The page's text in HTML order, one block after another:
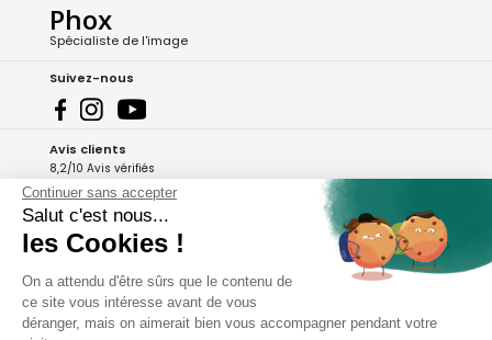
Phox
Spécialiste de l'image
Suivez-nous
Avis clients
8,2/10 Avis vérifiés
L'Appli Phox
A propos de Phox
Services et garanties
Continuer sans accepter
Salut c'est nous...
les Cookies !
On a attendu d'être sûrs que le contenu de
ce site vous intéresse avant de vous
déranger, mais on aimerait bien vous accompagner pendant votre